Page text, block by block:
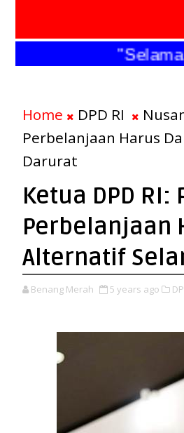
"Selamat
Home DPD RI
Perbelanjaan Harus
Darurat
Ketua DPD
Perbelanjaan
Alternatif
Benang Merah 5 years ago